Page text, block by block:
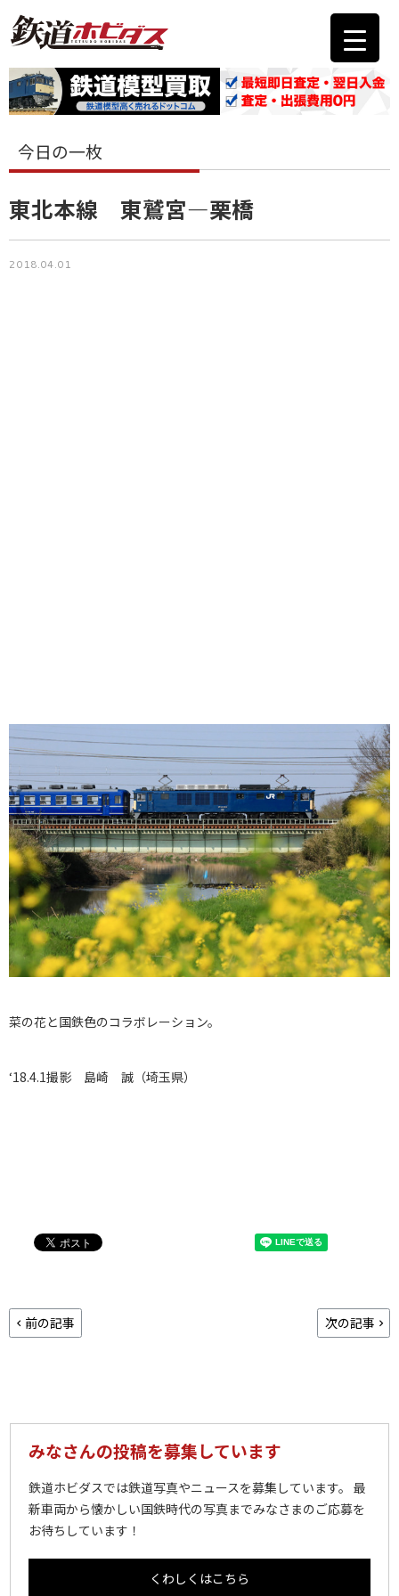
今日の一枚
東北本線 東鷲宮―栗橋
2018.04.01
菜の花と国鉄色のコラボレーション。
‘18.4.1撮影 島崎 誠（埼玉県）
前の記事 次の記事
みなさんの投稿を募集しています
鉄道ホビダスでは鉄道写真やニュースを募集しています。 最
新車両から懐かしい国鉄時代の写真までみなさまのご応募を
お待ちしています！
くわしくはこちら